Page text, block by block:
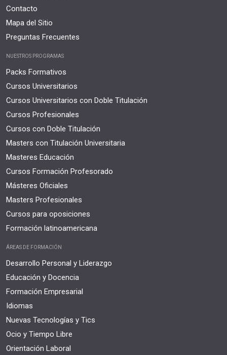
Contacto
Mapa del Sitio
Preguntas Frecuentes
NUESTROS PROGRAMAS
Packs Formativos
Cursos Universitarios
Cursos Universitarios con Doble Titulación
Cursos Profesionales
Cursos con Doble Titulación
Masters con Titulación Universitaria
Masteres Educación
Cursos Formación Profesorado
Másteres Oficiales
Masters Profesionales
Cursos para oposiciones
Formación latinoamericana
ÁREAS DE FORMACIÓN
Desarrollo Personal y Liderazgo
Educación y Docencia
Formación Empresarial
Idiomas
Nuevas Tecnologías y Tics
Ocio y Tiempo Libre
Orientación Laboral